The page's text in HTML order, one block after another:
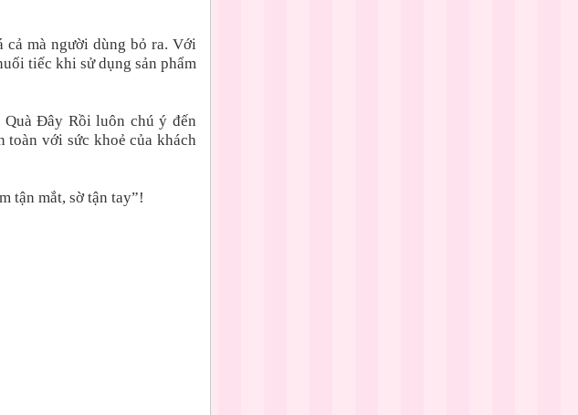
mà người dùng bỏ ra. Với
tiếc khi sử dụng sản phẩm
Quà Đây Rồi luôn chú ý đến
toàn với sức khoẻ của khách
tận mắt, sờ tận tay”!